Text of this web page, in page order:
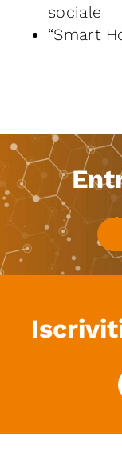
sociale
“Smart